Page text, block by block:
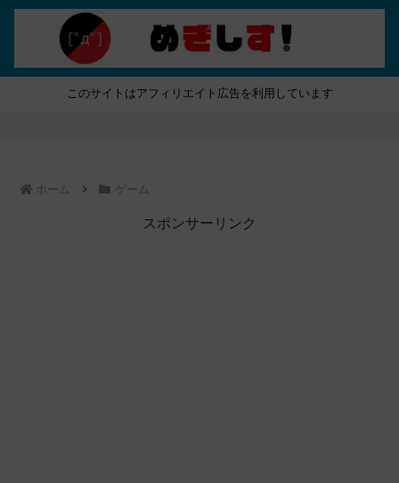
このサイトはアフィリエイト広告を利用しています
ホーム ゲーム
スポンサーリンク